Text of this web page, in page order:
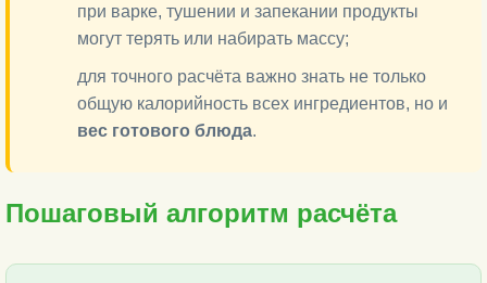
при варке, тушении и запекании продукты
могут терять или набирать массу;
для точного расчёта важно знать не только
общую калорийность всех ингредиентов, но и
вес готового блюда.
Пошаговый алгоритм расчёта